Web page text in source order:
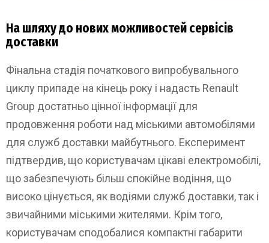
На шляху до нових можливостей сервісів
доставки
Фінальна стадія початкового випробувального
циклу припаде на кінець року і надасть Renault
Group достатньо цінної інформації для
продовження роботи над міськими автомобілями
для служб доставки майбутнього. Експеримент
підтвердив, що користувачам цікаві електромобілі,
що забезпечують більш спокійне водіння, що
високо цінується, як водіями служб доставки, так і
звичайними міськими жителями. Крім того,
користувачам сподобалися компактні габарити